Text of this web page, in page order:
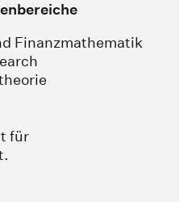
Finanzmathematik
für